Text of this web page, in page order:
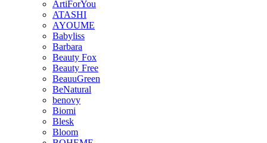
ArtiForYou
ATASHI
AYOUME
Babyliss
Barbara
Beauty Fox
Beauty Free
BeauuGreen
BeNatural
benovy
Biomi
Blesk
Bloom